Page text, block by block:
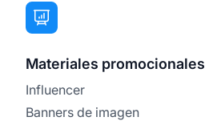
Materiales promocionales
Influencer
Banners de imagen